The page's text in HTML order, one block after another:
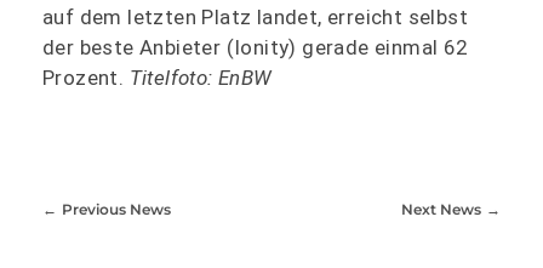
auf dem letzten Platz landet, erreicht selbst
der beste Anbieter (Ionity) gerade einmal 62
Prozent. Titelfoto: EnBW
Previous News Next News